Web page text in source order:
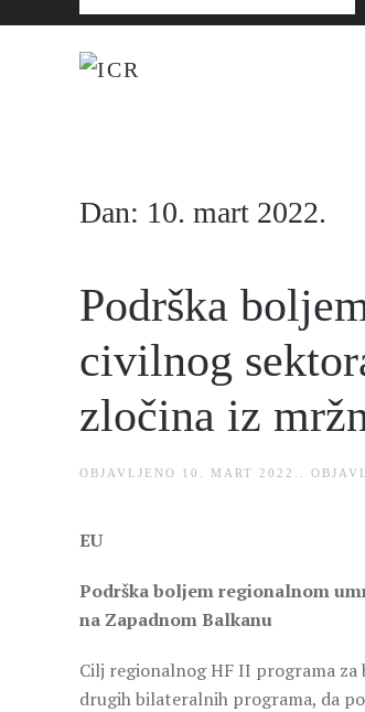
Dan: 10. mart 2022.
Podrška
civilnog
zločina iz
OBJAVLJENO 10. MART 2022. .
EU
Podrška boljem regionalnom
na Zapadnom Balkanu
Cilj regionalnog HF II programa
drugih bilateralnih programa, da